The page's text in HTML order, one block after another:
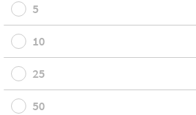
5
10
25
50